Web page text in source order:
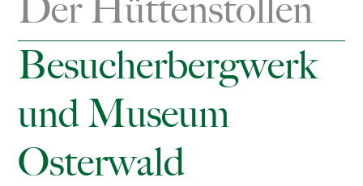
Der Hüttenstollen
Besucherbergwerk
und Museum
Osterwald